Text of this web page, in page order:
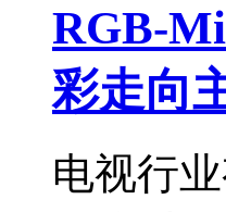
RGB-
彩走向
电视行